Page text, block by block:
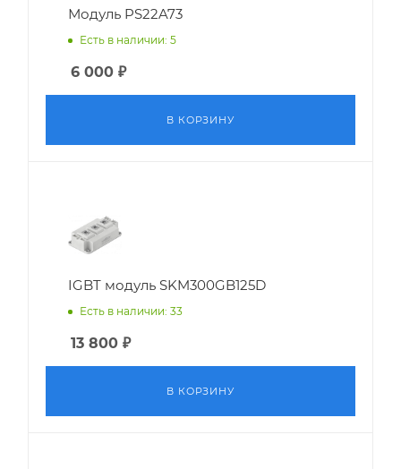
Модуль PS22A73
Есть в наличии: 5
6 000 ₽
В КОРЗИНУ
IGBT модуль SKM300GB125D
Есть в наличии: 33
13 800 ₽
В КОРЗИНУ